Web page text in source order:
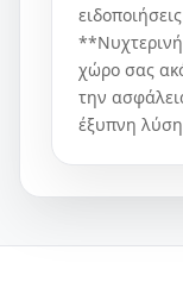
χώρο σας
την
έξυπνη